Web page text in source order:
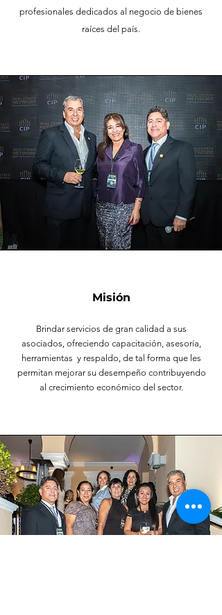
profesionales dedicados al negocio de bienes
raíces del país.
Misión
Brindar servicios de gran calidad a sus
asociados, ofreciendo capacitación, asesoría,
herramientas y respaldo, de tal forma que les
permitan mejorar su desempeño contribuyendo
al crecimiento económico del sector.